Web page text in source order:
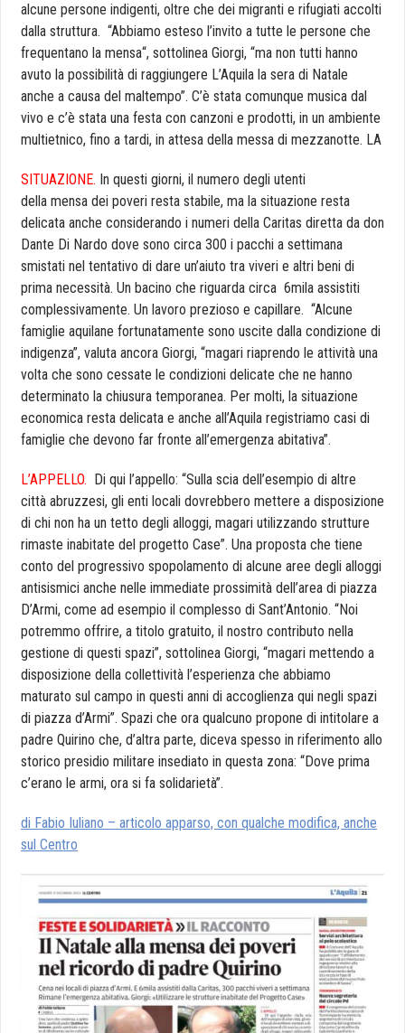
alcune persone indigenti, oltre che dei migranti e rifugiati accolti
dalla struttura. “Abbiamo esteso l’invito a tutte le persone che
frequentano la mensa“, sottolinea Giorgi, “ma non tutti hanno
avuto la possibilità di raggiungere L’Aquila la sera di Natale
anche a causa del maltempo”. C’è stata comunque musica dal
vivo e c’è stata una festa con canzoni e prodotti, in un ambiente
multietnico, fino a tardi, in attesa della messa di mezzanotte. LA
SITUAZIONE. In questi giorni, il numero degli utenti
della mensa dei poveri resta stabile, ma la situazione resta
delicata anche considerando i numeri della Caritas diretta da don
Dante Di Nardo dove sono circa 300 i pacchi a settimana
smistati nel tentativo di dare un’aiuto tra viveri e altri beni di
prima necessità. Un bacino che riguarda circa 6mila assistiti
complessivamente. Un lavoro prezioso e capillare. “Alcune
famiglie aquilane fortunatamente sono uscite dalla condizione di
indigenza”, valuta ancora Giorgi, “magari riaprendo le attività una
volta che sono cessate le condizioni delicate che ne hanno
determinato la chiusura temporanea. Per molti, la situazione
economica resta delicata e anche all’Aquila registriamo casi di
famiglie che devono far fronte all’emergenza abitativa”.
L’APPELLO.
Di qui l’appello: “Sulla scia dell’esempio di altre
città abruzzesi, gli enti locali dovrebbero mettere a disposizione
di chi non ha un tetto degli alloggi, magari utilizzando strutture
rimaste inabitate del progetto Case”. Una proposta che tiene
conto del progressivo spopolamento di alcune aree degli alloggi
antisismici anche nelle immediate prossimità dell’area di piazza
D’Armi, come ad esempio il complesso di Sant’Antonio. “Noi
potremmo offrire, a titolo gratuito, il nostro contributo nella
gestione di questi spazi”, sottolinea Giorgi, “magari mettendo a
disposizione della collettività l’esperienza che abbiamo
maturato sul campo in questi anni di accoglienza qui negli spazi
di piazza d’Armi”. Spazi che ora qualcuno propone di intitolare a
padre Quirino che, d’altra parte, diceva spesso in riferimento allo
storico presidio militare insediato in questa zona: “Dove prima
c’erano le armi, ora si fa solidarietà”.
di Fabio Iuliano – articolo apparso, con qualche modifica, anche
sul Centro